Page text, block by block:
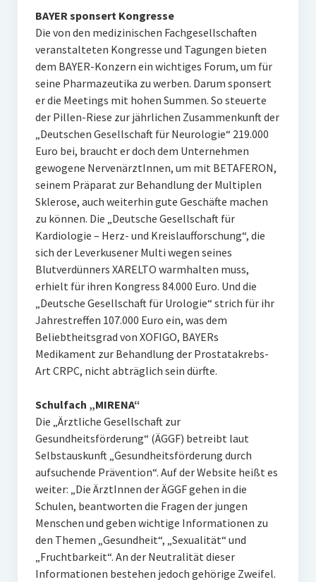
BAYER sponsert Kongresse
Die von den medizinischen Fachgesellschaften
veranstalteten Kongresse und Tagungen bieten
dem BAYER-Konzern ein wichtiges Forum, um für
seine Pharmazeutika zu werben. Darum sponsert
er die Meetings mit hohen Summen. So steuerte
der Pillen-Riese zur jährlichen Zusammenkunft der
„Deutschen Gesellschaft für Neurologie“ 219.000
Euro bei, braucht er doch dem Unternehmen
gewogene NervenärztInnen, um mit BETAFERON,
seinem Präparat zur Behandlung der Multiplen
Sklerose, auch weiterhin gute Geschäfte machen
zu können. Die „Deutsche Gesellschaft für
Kardiologie – Herz- und Kreislaufforschung“, die
sich der Leverkusener Multi wegen seines
Blutverdünners XARELTO warmhalten muss,
erhielt für ihren Kongress 84.000 Euro. Und die
„Deutsche Gesellschaft für Urologie“ strich für ihr
Jahrestreffen 107.000 Euro ein, was dem
Beliebtheitsgrad von XOFIGO, BAYERs
Medikament zur Behandlung der Prostatakrebs-
Art CRPC, nicht abträglich sein dürfte.
Schulfach „MIRENA“
Die „Ärztliche Gesellschaft zur
Gesundheitsförderung“ (ÄGGF) betreibt laut
Selbstauskunft „Gesundheitsförderung durch
aufsuchende Prävention“. Auf der Website heißt es
weiter: „Die ÄrztInnen der ÄGGF gehen in die
Schulen, beantworten die Fragen der jungen
Menschen und geben wichtige Informationen zu
den Themen „Gesundheit“, „Sexualität“ und
„Fruchtbarkeit“. An der Neutralität dieser
Informationen bestehen jedoch gehörige Zweifel.